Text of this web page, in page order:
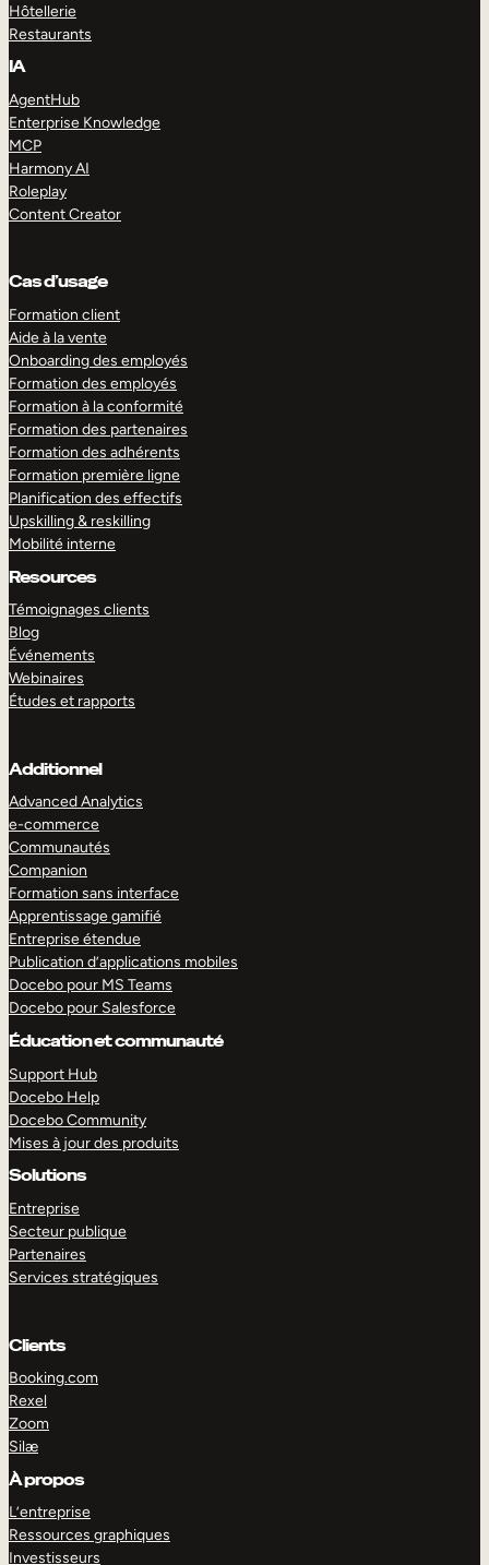
Hôtellerie
Restaurants
IA
AgentHub
Enterprise Knowledge
MCP
Harmony AI
Roleplay
Content Creator
Cas d’usage
Formation client
Aide à la vente
Onboarding des employés
Formation des employés
Formation à la conformité
Formation des partenaires
Formation des adhérents
Formation première ligne
Planification des effectifs
Upskilling & reskilling
Mobilité interne
Resources
Témoignages clients
Blog
Événements
Webinaires
Études et rapports
Additionnel
Advanced Analytics
e-commerce
Communautés
Companion
Formation sans interface
Apprentissage gamifié
Entreprise étendue
Publication d’applications mobiles
Docebo pour MS Teams
Docebo pour Salesforce
Éducation et communauté
Support Hub
Docebo Help
Docebo Community
Mises à jour des produits
Solutions
Entreprise
Secteur publique
Partenaires
Services stratégiques
Clients
Booking.com
Rexel
Zoom
Silæ
À propos
L’entreprise
Ressources graphiques
Investisseurs